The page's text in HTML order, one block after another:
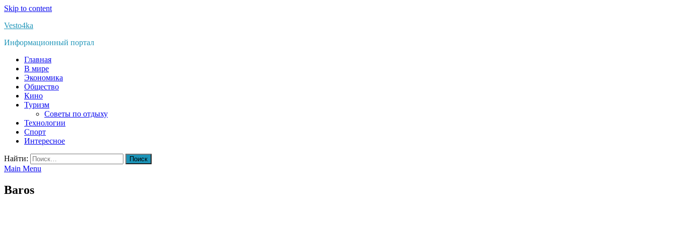
Skip to content
Vesto4ka
Информационный портал
Главная
В мире
Экономика
Общество
Кино
Туризм
Советы по отдыху
Технологии
Спорт
Интересное
Найти:
Main Menu
Baros